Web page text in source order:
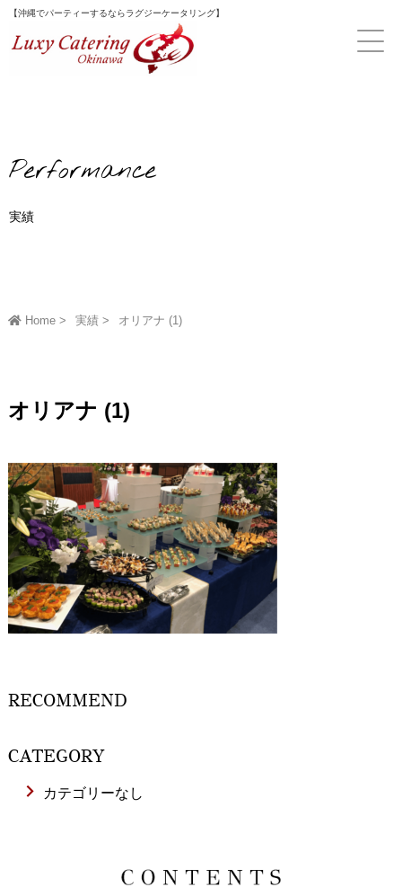
Skip
content
【沖縄でパーティーするならラグジーケータリング】
Performance
実績
Home 実績 オリアナ (1)
オリアナ (1)
RECOMMEND
CATEGORY
カテゴリーなし